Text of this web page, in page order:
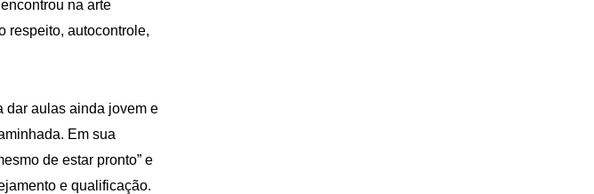
na arte
respeito, autocontrole,
dar aulas ainda jovem e
Em sua
de estar pronto” e
e qualificação.